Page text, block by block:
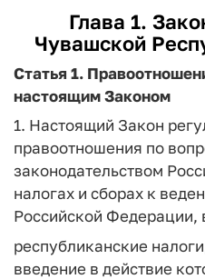
Глава 1.
Чувашской
Статья 1.
настоящим Законом
1. Настоящий Закон
правоотношения по
законодательством
налогах и сборах к
Российской Федерации,
республиканские
введение в действие